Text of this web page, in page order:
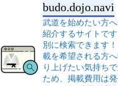
budo.dojo.navi
武道を始めたい方
紹介するサイトです
別に検索できます！
載を希望される方
り上げたい気持ち
ため、掲載費用は